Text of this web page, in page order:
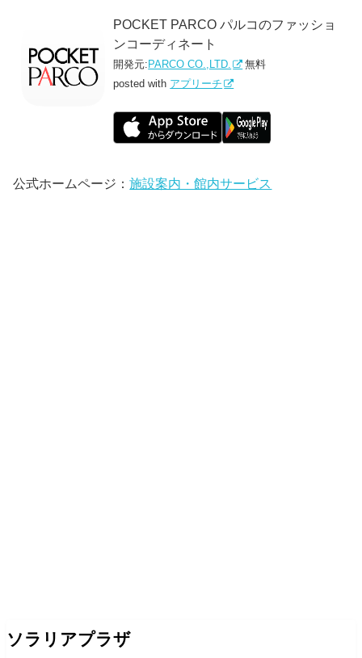
POCKET PARCO パルコのファッショ
ンコーディネート
開発元: PARCO CO.,LTD.
無料
posted with アプリーチ
公式ホームページ：施設案内・館内サービス
ソラリアプラザ